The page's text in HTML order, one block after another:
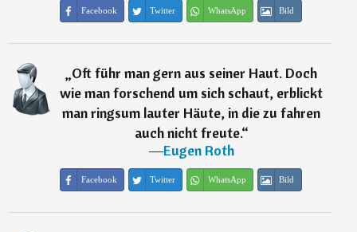
Facebook Twitter WhatsApp Bild
„Oft führ man gern aus seiner Haut. Doch
wie man forschend um sich schaut, erblickt
man ringsum lauter Häute, in die zu fahren
auch nicht freute.“
―Eugen Roth
Facebook Twitter WhatsApp Bild